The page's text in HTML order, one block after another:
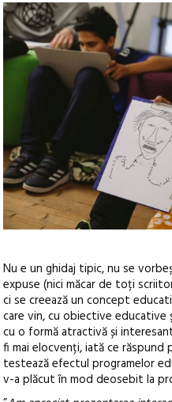
Nu e un ghidaj tipic, nu se
expuse (nici măcar de toți
ci se creează un concept
care vin, cu obiective
cu o formă atractivă și
fi mai elocvenți, iată ce răspund
testează efectul programelor
v-a plăcut în mod deosebit la